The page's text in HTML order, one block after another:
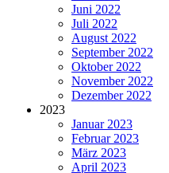
Juni 2022
Juli 2022
August 2022
September 2022
Oktober 2022
November 2022
Dezember 2022
2023
Januar 2023
Februar 2023
März 2023
April 2023